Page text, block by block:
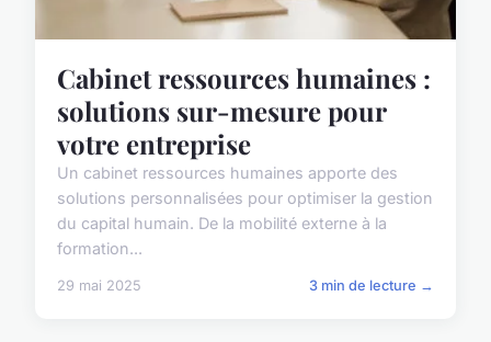
Cabinet ressources humaines :
solutions sur-mesure pour
votre entreprise
Un cabinet ressources humaines apporte des
solutions personnalisées pour optimiser la gestion
du capital humain. De la mobilité externe à la
formation...
29 mai 2025 3 min de lecture →